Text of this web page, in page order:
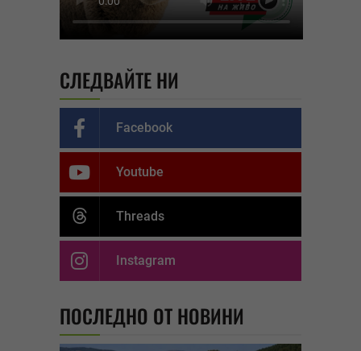
СЛЕДВАЙТЕ НИ
Facebook
Youtube
Threads
Instagram
ПОСЛЕДНО ОТ НОВИНИ